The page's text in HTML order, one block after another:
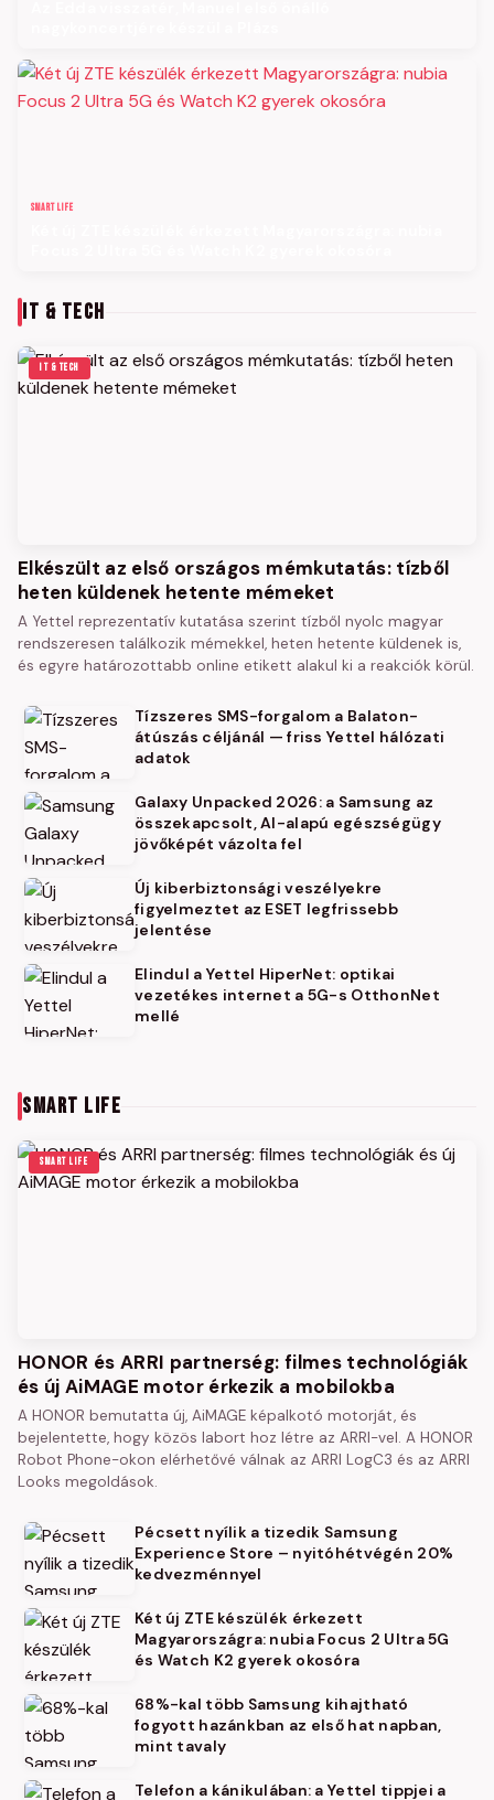
SMART LIFE
IT & TECH
IT & TECH
Elkészült az első országos mémkutatás: tízből
heten küldenek hetente mémeket
A Yettel reprezentatív kutatása szerint tízből nyolc magyar
rendszeresen találkozik mémekkel, heten hetente küldenek is,
és egyre határozottabb online etikett alakul ki a reakciók körül.
Tízszeres SMS-forgalom a Balaton-
átúszás céljánál — friss Yettel hálózati
adatok
Galaxy Unpacked 2026: a Samsung az
összekapcsolt, AI-alapú egészségügy
jövőképét vázolta fel
Új kiberbiztonsági veszélyekre
figyelmeztet az ESET legfrissebb
jelentése
Elindul a Yettel HiperNet: optikai
vezetékes internet a 5G-s OtthonNet
mellé
SMART LIFE
SMART LIFE
HONOR és ARRI partnerség: filmes technológiák
és új AiMAGE motor érkezik a mobilokba
A HONOR bemutatta új, AiMAGE képalkotó motorját, és
bejelentette, hogy közös labort hoz létre az ARRI-vel. A HONOR
Robot Phone-okon elérhetővé válnak az ARRI LogC3 és az ARRI
Looks megoldások.
Pécsett nyílik a tizedik Samsung
Experience Store – nyitóhétvégén 20%
kedvezménnyel
Két új ZTE készülék érkezett
Magyarországra: nubia Focus 2 Ultra 5G
és Watch K2 gyerek okosóra
68%-kal több Samsung kihajtható
fogyott hazánkban az első hat napban,
mint tavaly
Telefon a kánikulában: a Yettel tippjei a